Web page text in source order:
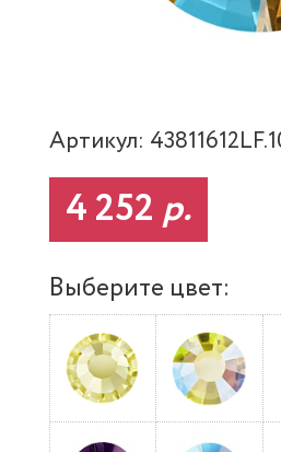
Артикул:
4 252 р.
Выберите цвет: